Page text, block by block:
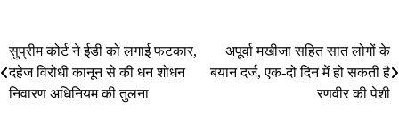
Post
navigation
सुप्रीम कोर्ट ने ईडी को लगाई फटकार,
दहेज विरोधी कानून से की धन शोधन
निवारण अधिनियम की तुलना
अपूर्वा मखीजा सहित सात लोगों के
बयान दर्ज, एक-दो दिन में हो सकती है
रणवीर की पेशी